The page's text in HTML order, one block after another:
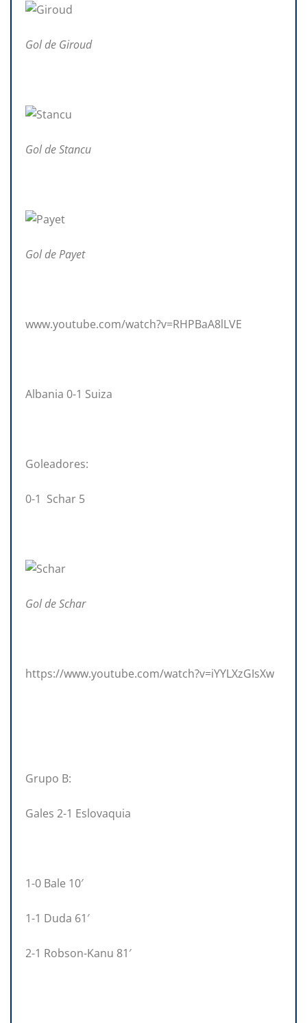
Gol de Giroud
Gol de Stancu
Gol de Payet
www.youtube.com/watch?v=RHPBaA8lLVE
Albania 0-1 Suiza
Goleadores:
0-1 Schar 5
Gol de Schar
https://www.youtube.com/watch?v=iYYLXzGIsXw
Grupo B:
Gales 2-1 Eslovaquia
1-0 Bale 10′
1-1 Duda 61′
2-1 Robson-Kanu 81′